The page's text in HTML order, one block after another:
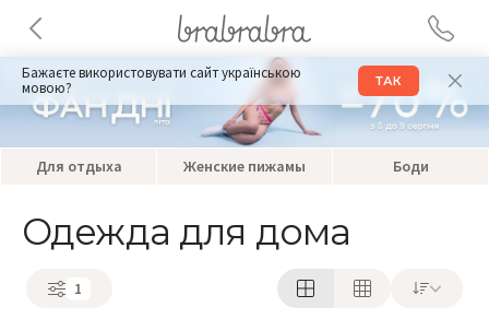
Бажаєте використовувати сайт українською
мовою?
ТАК
Для отдыха Женские пижамы Боди
Одежда для дома
1